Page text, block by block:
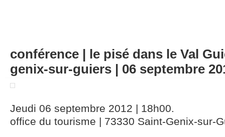
conférence | le pisé dans le Val
genix-sur-guiers | 06 septembre
Jeudi 06 septembre 2012 | 18h00.
office du tourisme | 73330 Saint-Genix-sur-